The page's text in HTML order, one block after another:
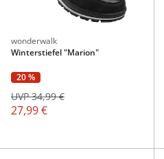
wonderwalk
Winterstiefel "Marion"
20 %
27,99 €
UVP 34,99 €